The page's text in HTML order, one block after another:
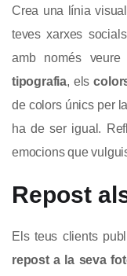
Crea una línia
teves xarxes
amb només
tipografia, els
de colors únics per
ha de ser igual.
emocions que
Repost
Els teus clients
repost a la seva